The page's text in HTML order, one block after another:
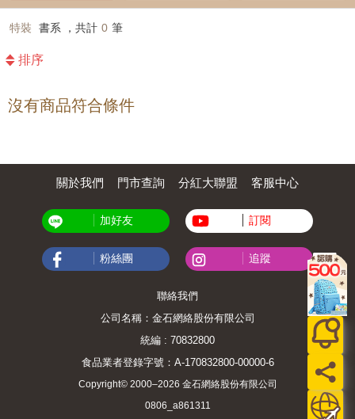
特裝 書系 ，共計 0 筆
排序
沒有商品符合條件
關於我們 門市查詢 分紅大聯盟 客服中心
加好友 訂閱
粉絲團 追蹤
聯絡我們
公司名稱：金石網絡股份有限公司
統編 : 70832800
食品業者登錄字號：A-170832800-00000-6
Copyright© 2000–2026 金石網絡股份有限公司
0806_a861311